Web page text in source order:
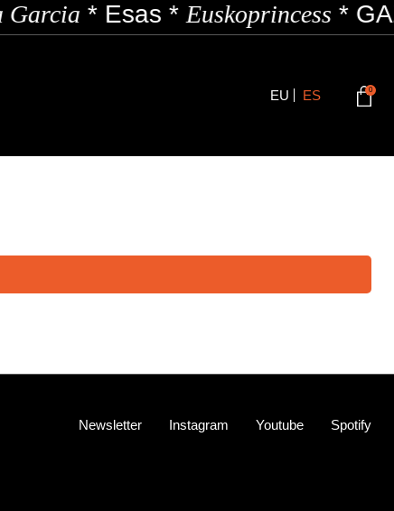
*Esas*Euskoprincess*
EU ES 0
Newsletter Instagram Youtube Spotify